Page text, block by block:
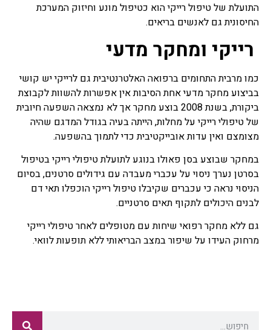
התועלת של טיפול רייקי הוא כטיפול מונע וחיזוק המערכת
החיסונית גם לאנשים בריאים.
רייקי ומחקר מדעי
כמו מרבית התחומים ברפואה האלטרנטיבית גם לרייקי יש קושי
בביצוע מחקר מדעי אחת הסיבות אין אפשרות להשוות לקבוצת
ביקורת, בשנת 2008 בוצע מחקר אך לא נמצאה השפעה חיובית
של טיפולי רייקי על מחלות, הייתה בעיה בגודל המדגם שהיה
מצומצם ואין עדות אובייקטיבית כדי לתמוך בהשפעה.
במחקר שבוצע בסן פאולו בנוגע לתועלת טיפולי רייקי בטיפול
בסרטן נערך ניסוי על עכברי מעבדה עם גידולים סרטנים, בסיום
הניסוי נראה כי עכברים שקיבלו טיפול רייקי הוכפלו תאי דם
לבנים היכולים לתקוף תאים סרטניים.
גם ללא מחקר רפואי שיחות עם מטופלים לאחר טיפולי רייקי
מרחוק העידו על שיפור במצב הבריאותי ללא תופעות לוואי.